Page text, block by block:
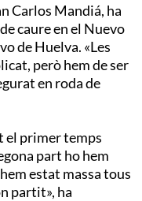
Carlos Mandiá, ha
caure en el Nuevo
de Huelva. «Les
però hem de ser
en roda de
el primer temps
part ho hem
estat massa tous
partit», ha